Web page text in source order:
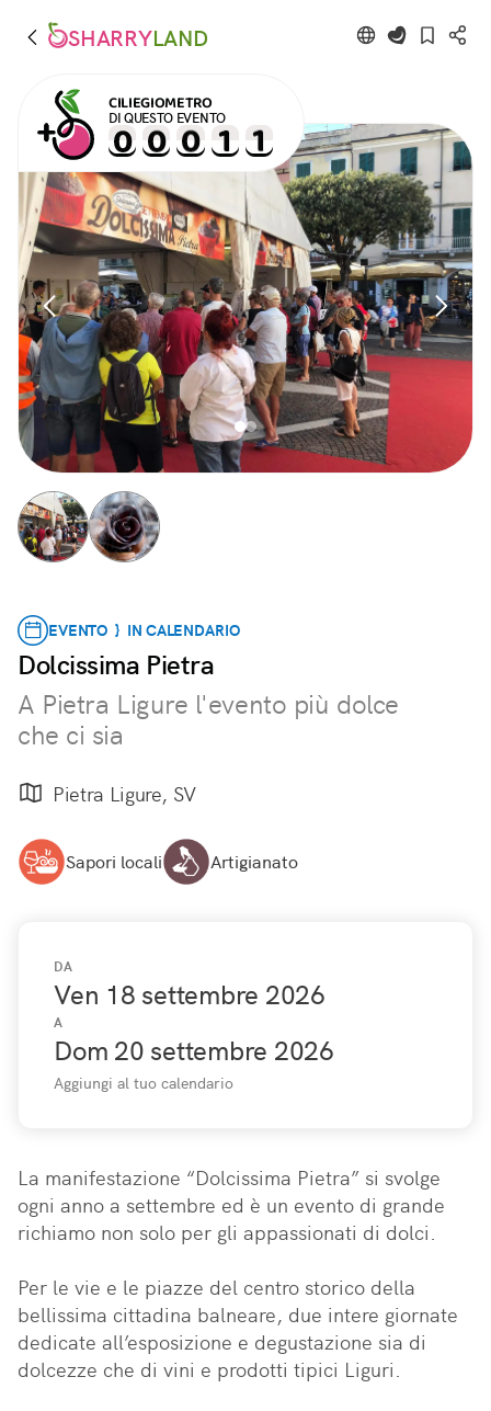
SHARRYLAND
CILIEGIOMETRO
DI QUESTO EVENTO
EVENTO } IN CALENDARIO
Dolcissima Pietra
A Pietra Ligure l'evento più dolce
che ci sia
Pietra Ligure, SV
Sapori locali Artigianato
DA
Ven 18 settembre 2026
A
Dom 20 settembre 2026
Aggiungi al tuo calendario
La manifestazione “Dolcissima Pietra” si svolge
ogni anno a settembre ed è un evento di grande
richiamo non solo per gli appassionati di dolci.
Per le vie e le piazze del centro storico della
bellissima cittadina balneare, due intere giornate
dedicate all’esposizione e degustazione sia di
dolcezze che di vini e prodotti tipici Liguri.